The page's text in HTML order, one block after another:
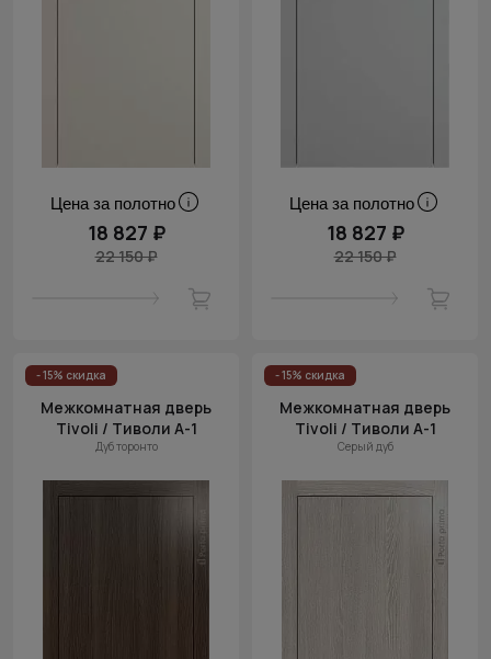
Цена за полотно
18 827 ₽
22 150 ₽
Цена за полотно
18 827 ₽
22 150 ₽
- 15% скидка
Межкомнатная дверь
Tivoli / Тиволи А-1
Дуб торонто
- 15% скидка
Межкомнатная дверь
Tivoli / Тиволи А-1
Серый дуб